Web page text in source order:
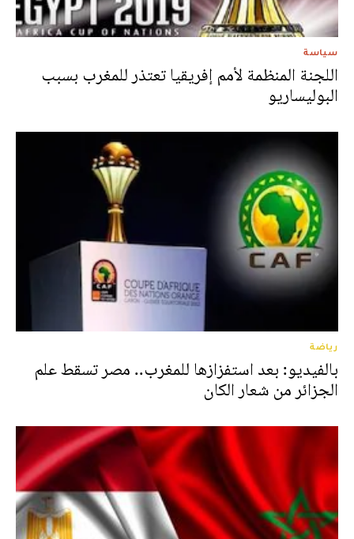
سياسة
اللجنة المنظمة لأمم إفريقيا تعتذر للمغرب بسبب
البوليساريو
رياضة
بالفيديو: بعد استفزازها للمغرب.. مصر تسقط علم
الجزائر من شعار الكان